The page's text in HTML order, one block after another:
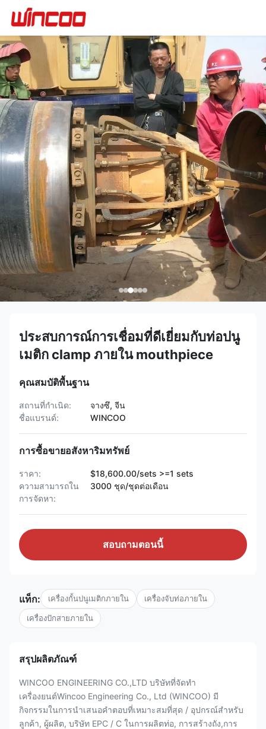
ประสบการณ์การเชื่อมที่ดีเยี่ยมกับท่อปนู
เมติก clamp ภายใน mouthpiece
คุณสมบัติพื้นฐาน
สถานที่กำเนิด:
จางซึ, จีน
ชื่อแบรนด์:
WINCOO
การซื้อขายอสังหาริมทรัพย์
ราคา:
$18,600.00/sets >=1 sets
ความสามารถใน
การจัดหา:
3000 ชุด/ชุดต่อเดือน
สอบถามตอนนี้
แท็ก: เครื่องกั้นปนูเมติกภายใน เครื่องจับท่อภายใน
เครื่องปักสายภายใน
สรุปผลิตภัณฑ์
WINCOO ENGINEERING CO.,LTD บริษัทที่จัดทํา
เครื่องยนต์Wincoo Engineering Co., Ltd (WINCOO) มี
กิจกรรมในการนําเสนอคําตอบที่เหมาะสมที่สุด / อุปกรณ์สําหรับ
ลูกค้า, ผู้ผลิต, บริษัท EPC / C ในการผลิตท่อ, การสร้างถัง,การ